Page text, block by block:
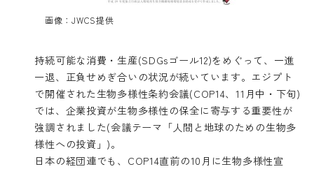
画像：JWCS提供
持続可能な消費・生産(SDGsゴール12)をめぐって、一進
一退、正負せめぎ合いの状況が続いています。エジプト
で開催された生物多様性条約会議(COP14、11月中・下旬)
では、企業投資が生物多様性の保全に寄与する重要性が
強調されました(会議テーマ「人間と地球のための生物多
様性への投資」)。
日本の経団連でも、COP14直前の10月に生物多様性宣